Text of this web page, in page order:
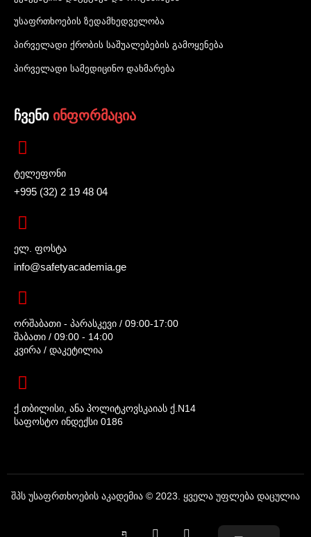
უსაფრთხოების ზედამხედველობა
პირველადი ქრობის საშუალებების გამოყენება
პირველადი სამედიცინო დახმარება
ჩვენი ინფორმაცია
ტელეფონი
+995 (32) 2 19 48 04
ელ. ფოსტა
info@safetyacademia.ge
ორშაბათი - პარასკევი / 09:00-17:00
შაბათი / 09:00 - 14:00
კვირა / დაკეტილია
ქ.თბილისი, ანა პოლიტკოვსკაიას ქ.N14
საფოსტო ინდექსი 0186
შპს უსაფრთხოების აკადემია © 2023. ყველა უფლება დაცულია